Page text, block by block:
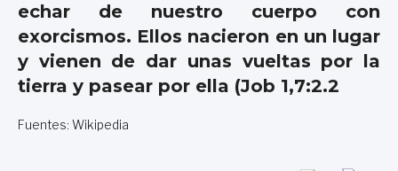
echar de nuestro cuerpo con
exorcismos. Ellos nacieron en un lugar
y vienen de dar unas vueltas por la
tierra y pasear por ella (Job 1,7:2.2
Fuentes: Wikipedia